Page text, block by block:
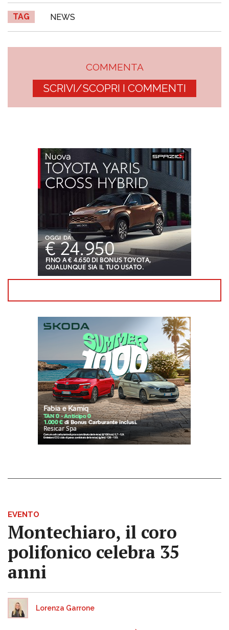
TAG NEWS
COMMENTA
SCRIVI/SCOPRI I COMMENTI
EVENTO
Montechiaro, il coro
polifonico celebra 35
anni
Lorenza Garrone